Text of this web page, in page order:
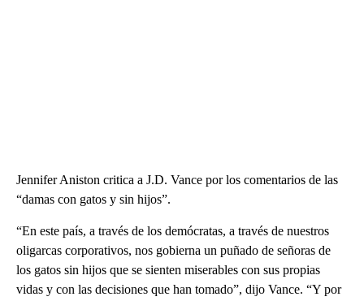
Jennifer Aniston critica a J.D. Vance por los comentarios de las
“damas con gatos y sin hijos”.
“En este país, a través de los demócratas, a través de nuestros
oligarcas corporativos, nos gobierna un puñado de señoras de
los gatos sin hijos que se sienten miserables con sus propias
vidas y con las decisiones que han tomado”, dijo Vance. “Y por